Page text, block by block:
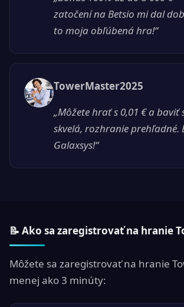
zatočení na Betsio mi dal
to moja obľúbená hra!“
TowerMaster2025
„Môžete hrať s 0,01 € a baviť
skvelá, rozhranie prehľadné.
Galaxsys!“
📝 Ako sa zaregistrovať na hranie
Môžete sa zaregistrovať na hranie
menej ako 3 minúty: